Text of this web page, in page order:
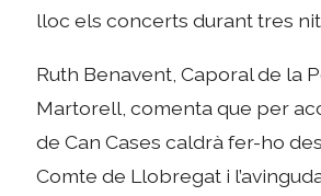
lloc els concerts durant tres
Ruth Benavent, Caporal de la
Martorell, comenta que per
de Can Cases caldrà fer-ho
Comte de Llobregat i